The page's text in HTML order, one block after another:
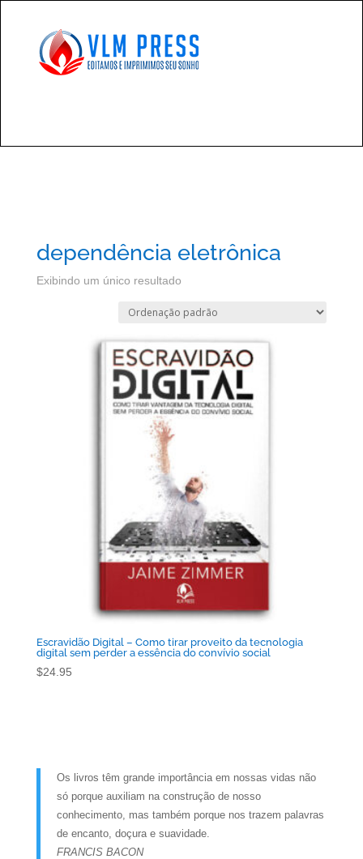
dependência eletrônica
Exibindo um único resultado
Escravidão Digital – Como tirar proveito da tecnologia
digital sem perder a essência do convívio social
$24.95
Os livros têm grande importância em nossas vidas não
só porque auxiliam na construção de nosso
conhecimento, mas também porque nos trazem palavras
de encanto, doçura e suavidade.
FRANCIS BACON